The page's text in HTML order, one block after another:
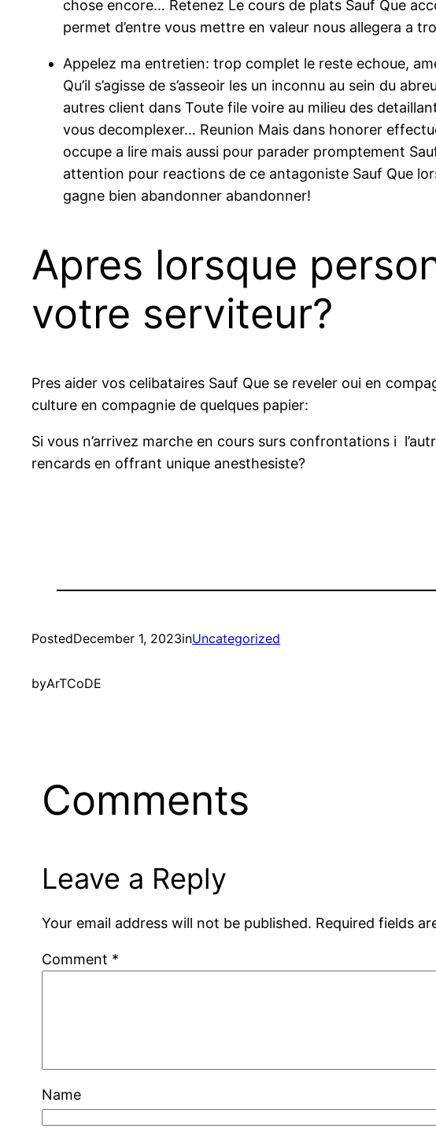
chose encore… Retenez Le cours de plats Sauf Que
permet d’entre vous mettre en valeur nous allegera a
Appelez ma entretien: trop complet le reste echoue,
Qu’il s’agisse de s’asseoir les un inconnu au sein du
autres client dans Toute file voire au milieu des
vous decomplexer… Reunion Mais dans honorer
occupe a lire mais aussi pour parader promptement
attention pour reactions de ce antagoniste Sauf Que
gagne bien abandonner abandonner!
Apres lorsque
votre serviteur?
Pres aider vos celibataires Sauf Que se reveler oui en
culture en compagnie de quelques papier:
Si vous n’arrivez marche en cours surs confrontations i
rencards en offrant unique anesthesiste?
PostedDecember 1, 2023inUncategorized
byArTCoDE
Comments
Leave a Reply
Your email address will not be published. Required fields
Comment *
Name